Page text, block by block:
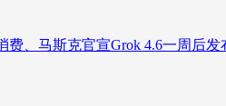
费、马斯克官宣Grok 4.6一周后发